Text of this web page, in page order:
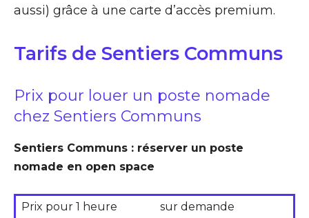
aussi) grâce à une carte d’accès premium.
Tarifs de Sentiers Communs
Prix pour louer un poste nomade
chez Sentiers Communs
Sentiers Communs : réserver un poste
nomade en open space
Prix pour 1 heure
sur demande